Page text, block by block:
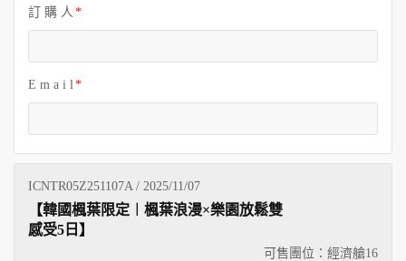
訂 購 人
E m a i l
ICNTR05Z251107A / 2025/11/07
可售團位：經濟艙16
【韓國楓葉限定︱楓葉浪漫×樂園放鬆雙
感受5日】